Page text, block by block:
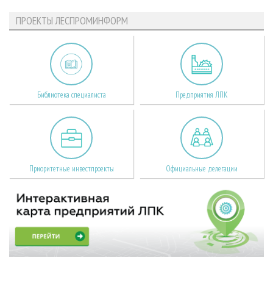
ПРОЕКТЫ ЛЕСПРОМИНФОРМ
Библиотека специалиста Предприятия ЛПК
Приоритетные инвестпроекты Официальные делегации